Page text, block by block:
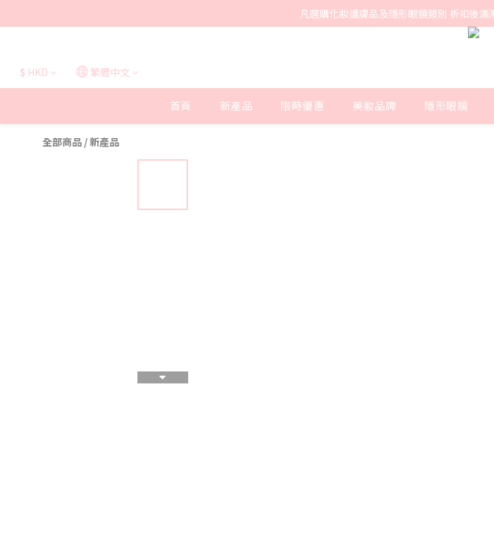
凡選購化妝護膚品及隱形眼鏡類別 折扣後
$ HKD 繁體中文
首頁 新產品 限時優惠 美妝品牌 隱形眼鏡
全部商品 /新產品